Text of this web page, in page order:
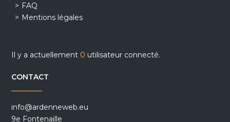
FAQ
Mentions légales
Il y a actuellement 0 utilisateur connecté.
CONTACT
info@ardenneweb.eu
9e Fontenaille